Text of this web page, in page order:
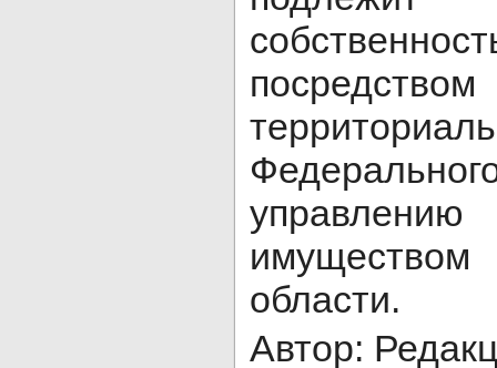
управлению
области.
Автор: